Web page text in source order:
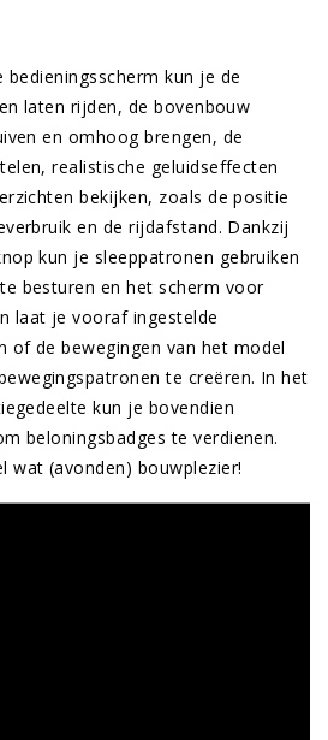
kun je de
laten rijden, de bovenbouw
en omhoog brengen, de
realistische geluidseffecten
bekijken, zoals de positie
en de rijdafstand. Dankzij
kun je sleeppatronen gebruiken
besturen en het scherm voor
laat je vooraf ingestelde
of de bewegingen van het model
te creëren. In het
kun je bovendien
beloningsbadges te verdienen.
wat (avonden) bouwplezier!